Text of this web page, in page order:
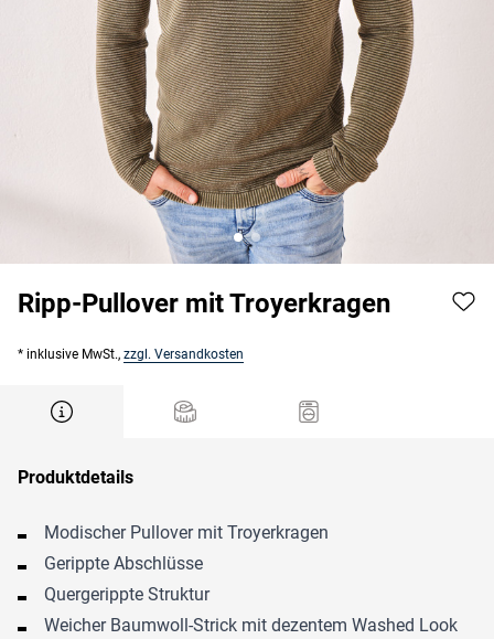
Ripp-Pullover mit Troyerkragen
* inklusive MwSt., zzgl. Versandkosten
Produktdetails
Modischer Pullover mit Troyerkragen
Gerippte Abschlüsse
Quergerippte Struktur
Weicher Baumwoll-Strick mit dezentem Washed Look